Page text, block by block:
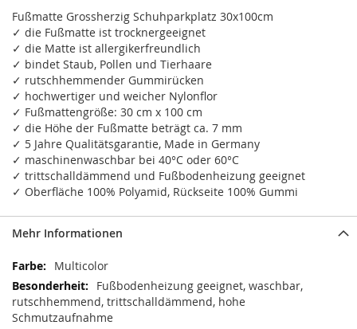
Fußmatte Grossherzig Schuhparkplatz 30x100cm
✓ die Fußmatte ist trocknergeeignet
✓ die Matte ist allergikerfreundlich
✓ bindet Staub, Pollen und Tierhaare
✓ rutschhemmender Gummirücken
✓ hochwertiger und weicher Nylonflor
✓ Fußmattengröße: 30 cm x 100 cm
✓ die Höhe der Fußmatte beträgt ca. 7 mm
✓ 5 Jahre Qualitätsgarantie, Made in Germany
✓ maschinenwaschbar bei 40°C oder 60°C
✓ trittschalldämmend und Fußbodenheizung geeignet
✓ Oberfläche 100% Polyamid, Rückseite 100% Gummi
Mehr Informationen
Mehr
Informationen
Multicolor
Fußbodenheizung geeignet, waschbar,
rutschhemmend, trittschalldämmend, hohe
Schmutzaufnahme